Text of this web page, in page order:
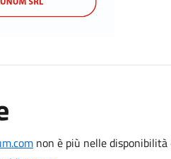
non è più nelle disponibilità